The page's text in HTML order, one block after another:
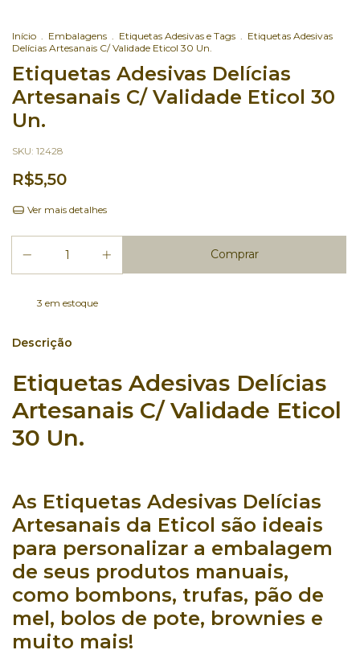
Início . Embalagens . Etiquetas Adesivas e Tags . Etiquetas Adesivas
Delícias Artesanais C/ Validade Eticol 30 Un.
Etiquetas Adesivas Delícias
Artesanais C/ Validade Eticol 30
Un.
SKU: 12428
R$5,50
Ver mais detalhes
3 em estoque
Descrição
Etiquetas Adesivas Delícias
Artesanais C/ Validade Eticol
30 Un.
As Etiquetas Adesivas Delícias
Artesanais da Eticol são ideais
para personalizar a embalagem
de seus produtos manuais,
como bombons, trufas, pão de
mel, bolos de pote, brownies e
muito mais!